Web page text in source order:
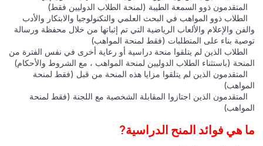
المتقدمون ذوو السمعة الطيبة (لمنحة الطلاب الدوليين فقط)
الطلاب ذوو المواهب في البحث العلمي والتكنولوجيا والابتكار والأدب
والفن والإعلام والألعاب الرياضية التي تم إثباتها من خلال محفظة ورسالة
توصية بناء على المتطلبات (فقط لمنحة المواهب)
الطلاب الذين لم يتلقوا منحة دراسية أو رعاية أخرى في نفس الفترة من
المنحة (باستثناء الطلاب الدوليين لمنحة المواهب ، مع الشروط والأحكام)
المتقدمون الذين لم يتلقوا مزايا هذه المنحة من قبل (فقط لمنحة
المواهب)
المتقدمون الذين اجتازوا المقابلة الشخصية مع اللجنة (فقط لمنحة
المواهب)
ما هي فوائد المنح الدراسية?